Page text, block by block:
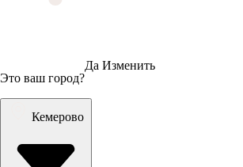
Это ваш город?
Да Изменить
Кемерово